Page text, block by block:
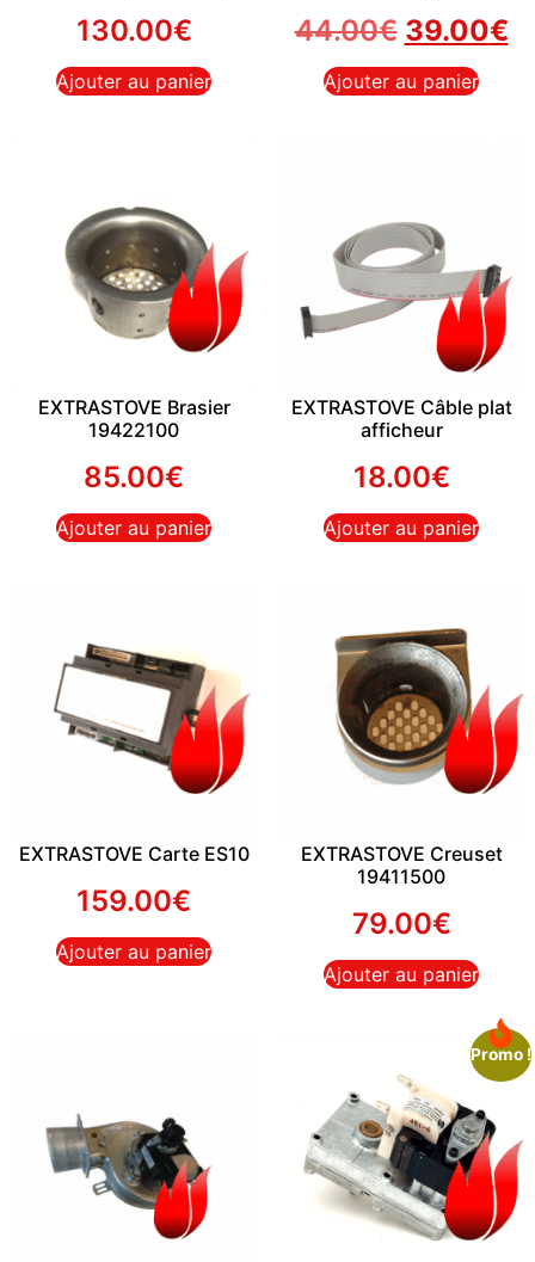
130.00€
Ajouter au panier
44.00€ 39.00€
Ajouter au panier
EXTRASTOVE Brasier
19422100
85.00€
Ajouter au panier
EXTRASTOVE Câble plat
afficheur
18.00€
Ajouter au panier
EXTRASTOVE Carte ES10
159.00€
Ajouter au panier
EXTRASTOVE Creuset
19411500
79.00€
Ajouter au panier
Promo !